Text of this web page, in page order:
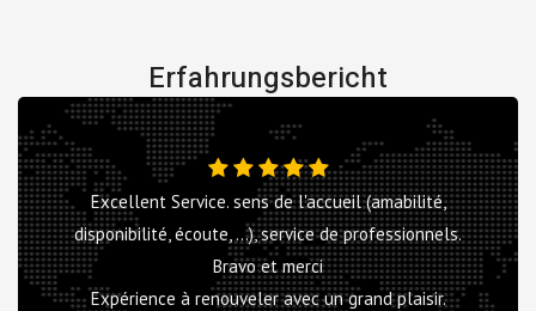
Erfahrungsbericht
Excellent Service. sens de l'accueil (amabilité,
disponibilité, écoute, ...), service de professionnels.
Bravo et merci
Expérience à renouveler avec un grand plaisir.